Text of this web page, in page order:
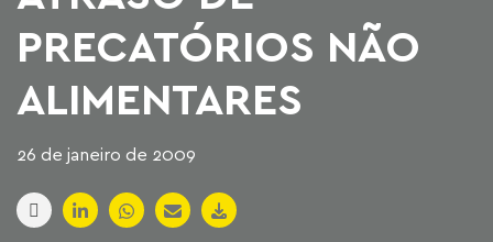
PRECATÓRIOS NÃO
ALIMENTARES
26 de janeiro de 2009